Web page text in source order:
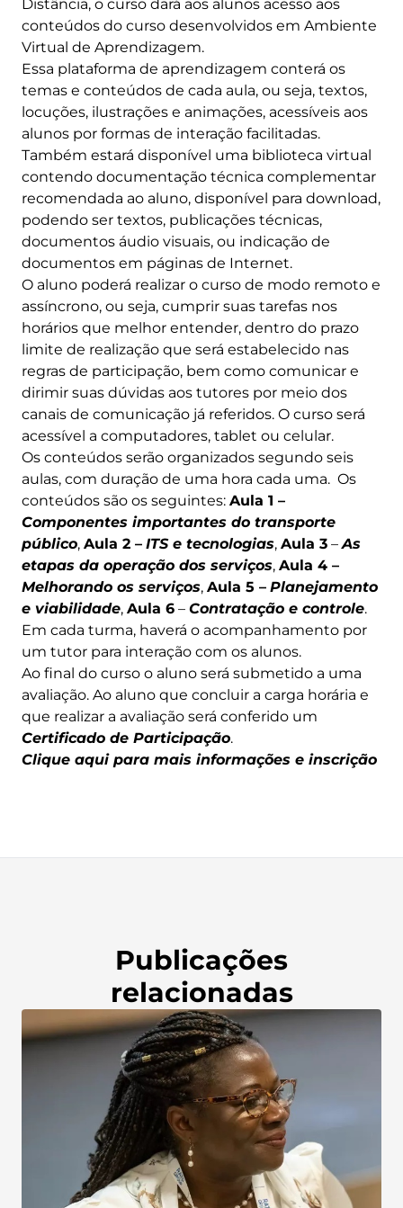
Distância, o curso dará aos alunos acesso aos
conteúdos do curso desenvolvidos em Ambiente
Virtual de Aprendizagem.
Essa plataforma de aprendizagem conterá os
temas e conteúdos de cada aula, ou seja, textos,
locuções, ilustrações e animações, acessíveis aos
alunos por formas de interação facilitadas.
Também estará disponível uma biblioteca virtual
contendo documentação técnica complementar
recomendada ao aluno, disponível para download,
podendo ser textos, publicações técnicas,
documentos áudio visuais, ou indicação de
documentos em páginas de Internet.
O aluno poderá realizar o curso de modo remoto e
assíncrono, ou seja, cumprir suas tarefas nos
horários que melhor entender, dentro do prazo
limite de realização que será estabelecido nas
regras de participação, bem como comunicar e
dirimir suas dúvidas aos tutores por meio dos
canais de comunicação já referidos. O curso será
acessível a computadores, tablet ou celular.
Os conteúdos serão organizados segundo seis
aulas, com duração de uma hora cada uma. Os
conteúdos são os seguintes: Aula 1 –
Componentes importantes do transporte
público, Aula 2 – ITS e tecnologias, Aula 3 –As
etapas da operação dos serviços, Aula 4 –
Melhorando os serviços, Aula 5 – Planejamento
e viabilidade, Aula 6 – Contratação e controle.
Em cada turma, haverá o acompanhamento por
um tutor para interação com os alunos.
Ao final do curso o aluno será submetido a uma
avaliação. Ao aluno que concluir a carga horária e
que realizar a avaliação será conferido um
Certificado de Participação.
Clique aqui para mais informações e inscrição
Publicações
relacionadas